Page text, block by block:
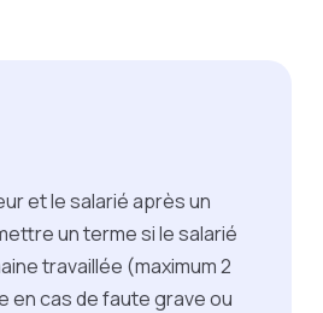
et le salarié après un
un terme si le salarié
travaillée (maximum 2
en cas de faute grave ou